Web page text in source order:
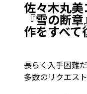
佐々木丸美
『雪の断
作をすべて
長らく入手困難
多数のリクエス